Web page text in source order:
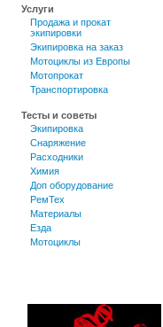
Услуги
Продажа и прокат
экипировки
Экипировка на заказ
Мотоциклы из Европы
Мотопрокат
Транспортировка
Тесты и советы
Экипировка
Снаряжение
Расходники
Химия
Доп оборудование
РемТех
Материалы
Езда
Мотоциклы